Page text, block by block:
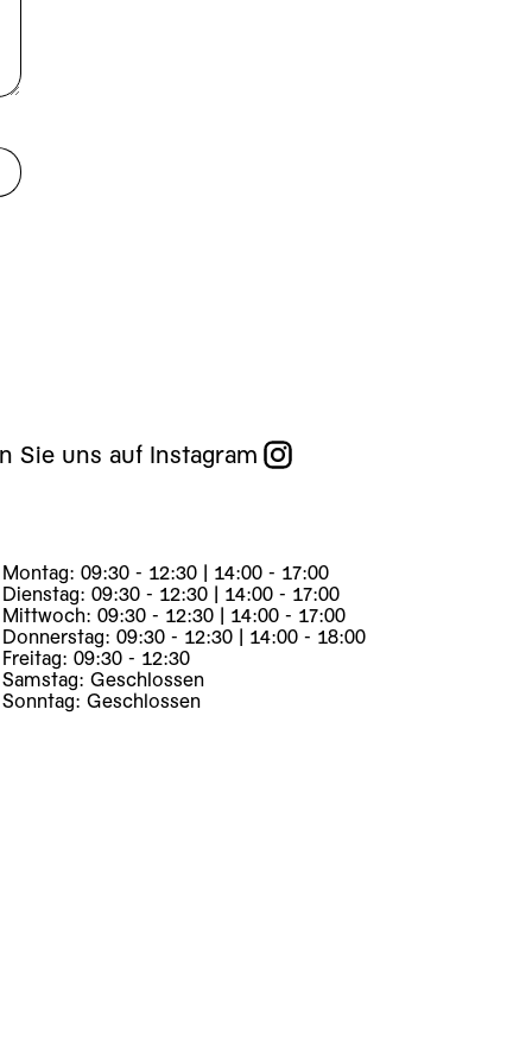
Sie uns auf Instagram
Montag: 09:30 - 12:30 | 14:00 - 17:00
Dienstag: 09:30 - 12:30 | 14:00 - 17:00
Mittwoch: 09:30 - 12:30 | 14:00 - 17:00
Donnerstag: 09:30 - 12:30 | 14:00 - 18:00
Freitag: 09:30 - 12:30
Samstag: Geschlossen
Sonntag: Geschlossen